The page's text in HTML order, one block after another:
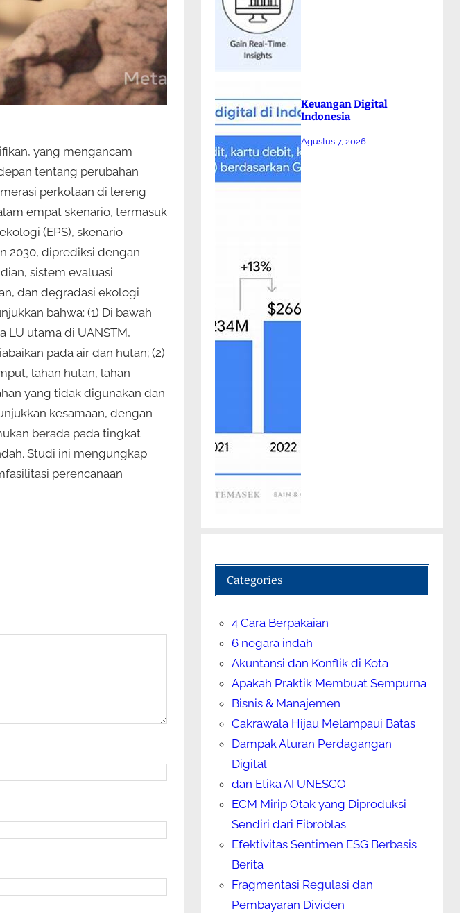
yang mengancam
tentang perubahan
perkotaan di lereng
empat skenario, termasuk
(EPS), skenario
2030, diprediksi dengan
sistem evaluasi
dan degradasi ekologi
bahwa: (1) Di bawah
LU utama di UANSTM,
pada air dan hutan; (2)
lahan hutan, lahan
yang tidak digunakan dan
kesamaan, dengan
berada pada tingkat
Studi ini mengungkap
perencanaan
Keuangan Digital
Indonesia
Agustus 7, 2026
Categories
4 Cara Berpakaian
6 negara indah
Akuntansi dan Konflik di Kota
Apakah Praktik Membuat Sempurna
Bisnis & Manajemen
Cakrawala Hijau Melampaui Batas
Dampak Aturan Perdagangan
Digital
dan Etika AI UNESCO
ECM Mirip Otak yang Diproduksi
Sendiri dari Fibroblas
Efektivitas Sentimen ESG Berbasis
Berita
Fragmentasi Regulasi dan
Pembayaran Dividen